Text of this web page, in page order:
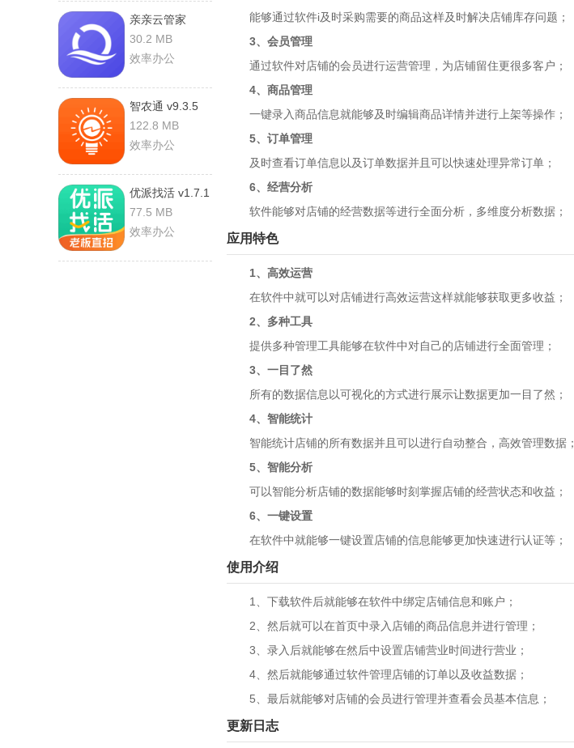
亲亲云管家
v1.5.9 安卓版
30.2 MB
效率办公
智农通 v9.3.5
安卓版
122.8 MB
效率办公
优派找活 v1.7.1
安卓版
77.5 MB
效率办公
能够通过软件i及时采购需要的商品这样及时解决店铺库存问题；
3、会员管理
通过软件对店铺的会员进行运营管理，为店铺留住更很多客户；
4、商品管理
一键录入商品信息就能够及时编辑商品详情并进行上架等操作；
5、订单管理
及时查看订单信息以及订单数据并且可以快速处理异常订单；
6、经营分析
软件能够对店铺的经营数据等进行全面分析，多维度分析数据；
应用特色
1、高效运营
在软件中就可以对店铺进行高效运营这样就能够获取更多收益；
2、多种工具
提供多种管理工具能够在软件中对自己的店铺进行全面管理；
3、一目了然
所有的数据信息以可视化的方式进行展示让数据更加一目了然；
4、智能统计
智能统计店铺的所有数据并且可以进行自动整合，高效管理数据；
5、智能分析
可以智能分析店铺的数据能够时刻掌握店铺的经营状态和收益；
6、一键设置
在软件中就能够一键设置店铺的信息能够更加快速进行认证等；
使用介绍
1、下载软件后就能够在软件中绑定店铺信息和账户；
2、然后就可以在首页中录入店铺的商品信息并进行管理；
3、录入后就能够在然后中设置店铺营业时间进行营业；
4、然后就能够通过软件管理店铺的订单以及收益数据；
5、最后就能够对店铺的会员进行管理并查看会员基本信息；
更新日志